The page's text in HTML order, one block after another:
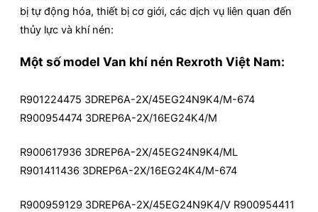
bị tự động hóa, thiết bị cơ giới, các dịch vụ liên quan đến
thủy lực và khí nén:
Một số model Van khí nén Rexroth Việt Nam:
R901224475 3DREP6A-2X/45EG24N9K4/M-674
R900954474 3DREP6A-2X/16EG24K4/M
R900617936 3DREP6A-2X/45EG24N9K4/ML
R901411436 3DREP6A-2X/16EG24K4/M-674
R900959129 3DREP6A-2X/45EG24N9K4/V R900954411